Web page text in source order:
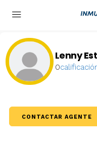
Lenny
0
CONTACTAR AGENTE